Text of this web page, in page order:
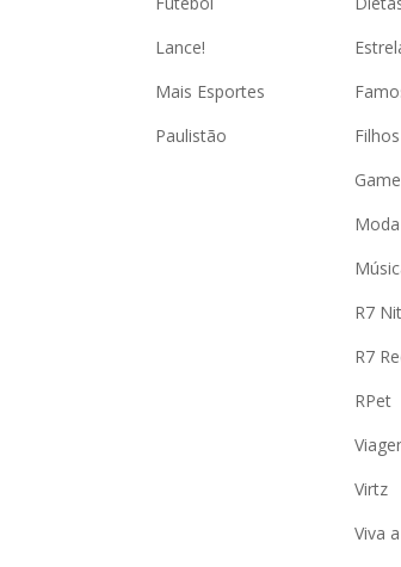
Lance!
Mais Esportes
Paulistão
Filhos
Moda
R7
R7
RPet
Virtz
Viva